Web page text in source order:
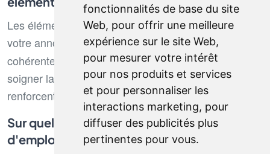
fonctionnalités de base du site
Web, pour offrir une meilleure
expérience sur le site Web,
pour mesurer votre intérêt
pour nos produits et services
et pour personnaliser les
interactions marketing, pour
diffuser des publicités plus
pertinentes pour vous.
Les éléments visuels attractifs améliorent l'effet de
votre annonce. Utilisez lelinkedin logode manière
cohérente, ajoutez des infographies simples, et
soigner la mise en page. Ces détails visuels
renforcent votre image employeur sur le web.
Sur quels jobboards diffuser une offre
d'emploi ?